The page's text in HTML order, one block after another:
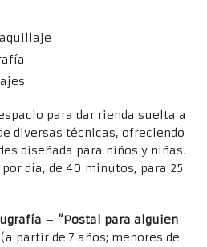
para dar rienda suelta a
diversas técnicas, ofreciendo
diseñada para niños y niñas.
día, de 40 minutos, para 25
– “Postal para alguien
(a partir de 7 años; menores de